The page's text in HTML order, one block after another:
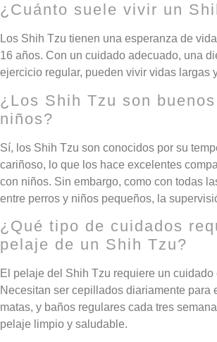
¿Cuánto suele vivir un
Los Shih Tzu tienen una esperanza de
16 años. Con un cuidado adecuado, una
ejercicio regular, pueden vivir vidas largas
¿Los Shih Tzu son
niños?
Sí, los Shih Tzu son conocidos por su
cariñoso, lo que los hace excelentes
con niños. Sin embargo, como con todas
entre perros y niños pequeños, la
¿Qué tipo de cuidados
pelaje de un Shih Tzu?
El pelaje del Shih Tzu requiere un cuidado
Necesitan ser cepillados diariamente para
matas, y baños regulares cada tres
pelaje limpio y saludable.